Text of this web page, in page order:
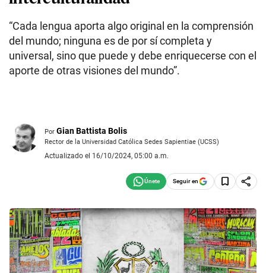
“Cada lengua aporta algo original en la comprensión
del mundo; ninguna es de por sí completa y
universal, sino que puede y debe enriquecerse con el
aporte de otras visiones del mundo”.
Por Gian Battista Bolis
Rector de la Universidad Católica Sedes Sapientiae (UCSS)
Actualizado el 16/10/2024, 05:00 a.m.
Seguir en